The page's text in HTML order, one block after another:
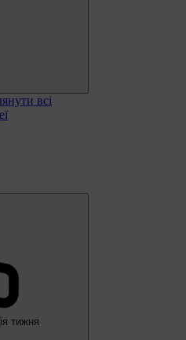
всі
тижня